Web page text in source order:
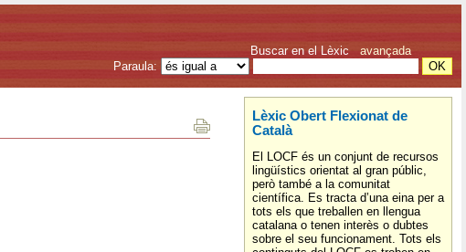
Buscar en el Lèxic avançada
Paraula:
Lèxic Obert Flexionat de
Català
El LOCF és un conjunt de recursos
lingüístics orientat al gran públic,
però també a la comunitat
científica. Es tracta d’una eina per a
tots els que treballen en llengua
catalana o tenen interès o dubtes
sobre el seu funcionament. Tots els